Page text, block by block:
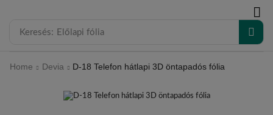
Keresés: Előlapi fólia
Home Devia D-18 Telefon hátlapi 3D öntapadós fólia